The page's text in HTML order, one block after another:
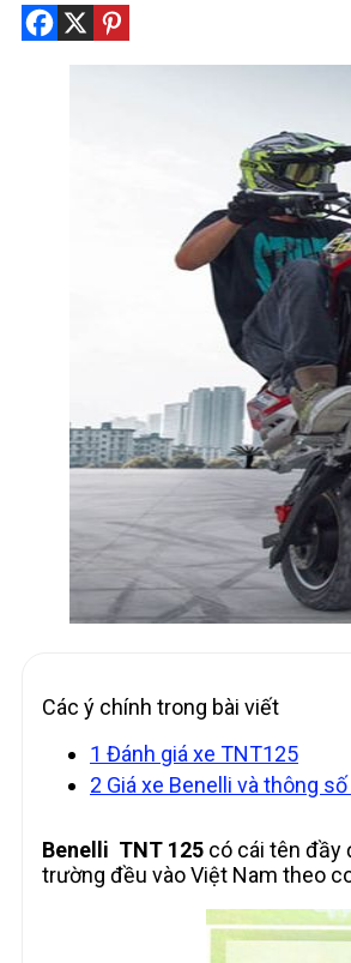
Các ý chính trong bài viết
1 Đánh giá xe TNT125
2 Giá xe Benelli và thông
Benelli TNT 125 có cái tên đầy
trường đều vào Việt Nam theo